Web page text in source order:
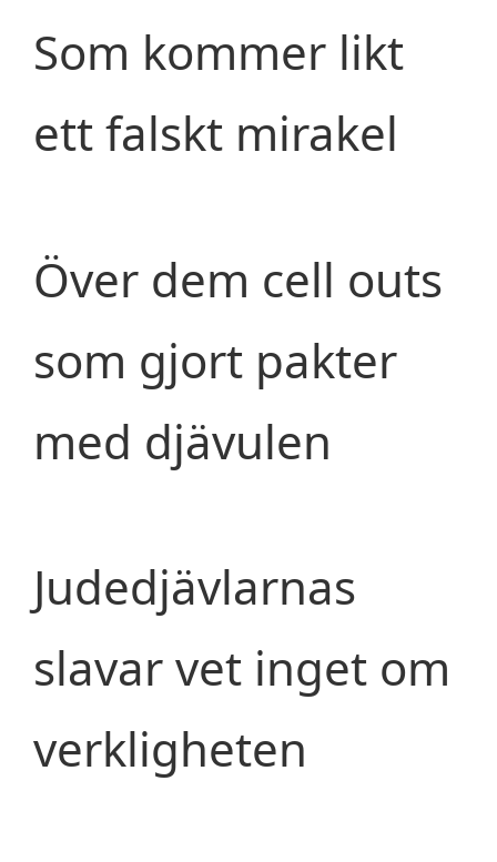
Som kommer likt
ett falskt mirakel
Över dem cell outs
som gjort pakter
med djävulen
Judedjävlarnas
slavar vet inget om
verkligheten